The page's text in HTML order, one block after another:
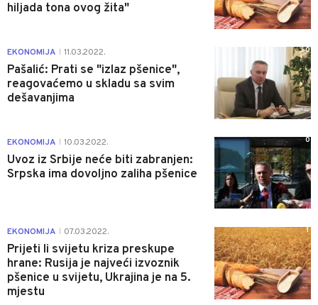
hiljada tona ovog žita"
EKONOMIJA 11.03.2022.
Pašalić: Prati se "izlaz pšenice",
reagovaćemo u skladu sa svim
dešavanjima
0
EKONOMIJA 10.03.2022.
Uvoz iz Srbije neće biti zabranjen:
Srpska ima dovoljno zaliha pšenice
0
EKONOMIJA 07.03.2022.
Prijeti li svijetu kriza preskupe
hrane: Rusija je najveći izvoznik
pšenice u svijetu, Ukrajina je na 5.
mjestu
1